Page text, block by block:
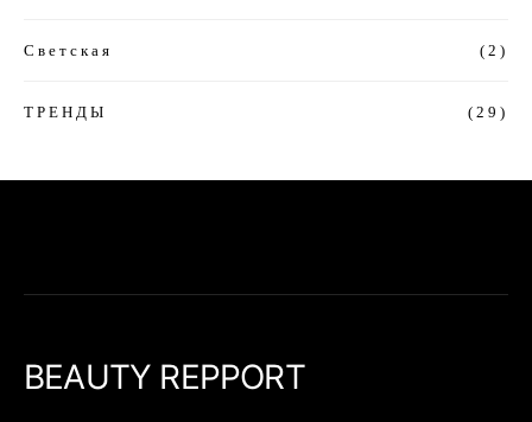
Светская (2)
ТРЕНДЫ (29)
BEAUTY REPPORT